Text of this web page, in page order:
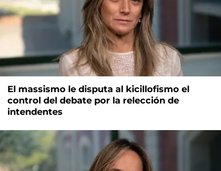
El massismo le disputa al kicillofismo el
control del debate por la relección de
intendentes